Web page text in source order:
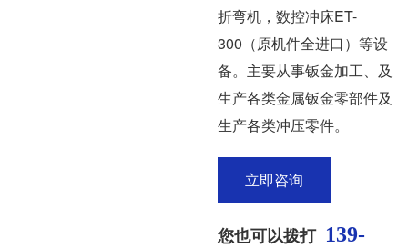
折弯机，数控冲床ET-
300（原机件全进口）等设
备。主要从事钣金加工、及
生产各类金属钣金零部件及
生产各类冲压零件。
立即咨询
您也可以拨打 139-